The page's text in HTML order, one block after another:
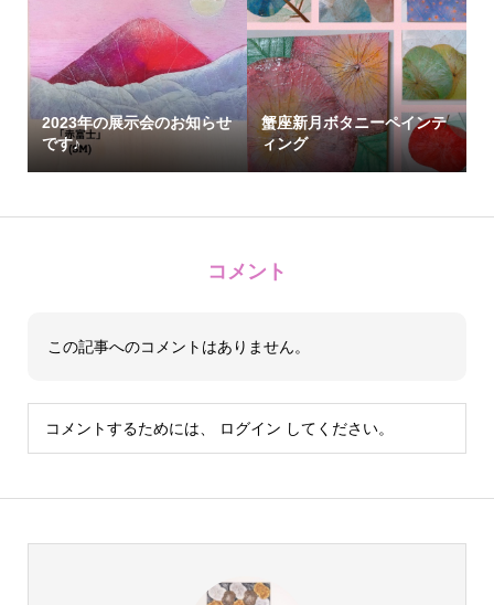
2023年の展示会のお知らせ
です♪
蟹座新月ボタニーペインテ
ィング
コメント
この記事へのコメントはありません。
コメントするためには、 ログイン してください。